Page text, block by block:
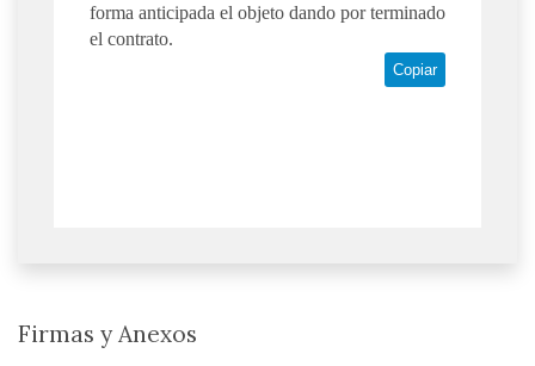
forma anticipada el objeto dando por terminado
el contrato.
Copiar
Firmas y Anexos